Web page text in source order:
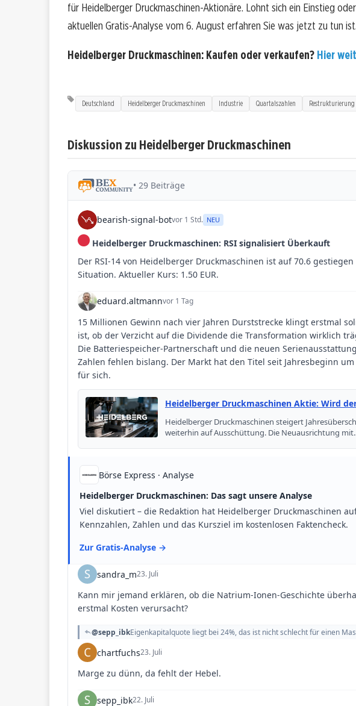
für Heidelberger Druckmaschinen-Aktionäre. Lohnt sich ein Einstieg
aktuellen Gratis-Analyse vom 6. August erfahren Sie was jetzt zu tun ist.
Heidelberger Druckmaschinen: Kaufen oder verkaufen? Hier
Deutschland Heidelberger Druckmaschinen Industrie Quartalszahlen Restrukturierung
Diskussion zu Heidelberger Druckmaschinen